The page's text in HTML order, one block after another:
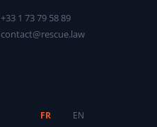
+33 1 73 79 58 89
contact@rescue.law
EN
FR